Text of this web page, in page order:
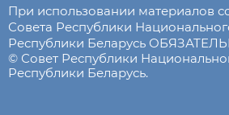
При использовании материалов
Совета Республики
Республики Беларусь
© Совет Республики
Республики Беларусь.